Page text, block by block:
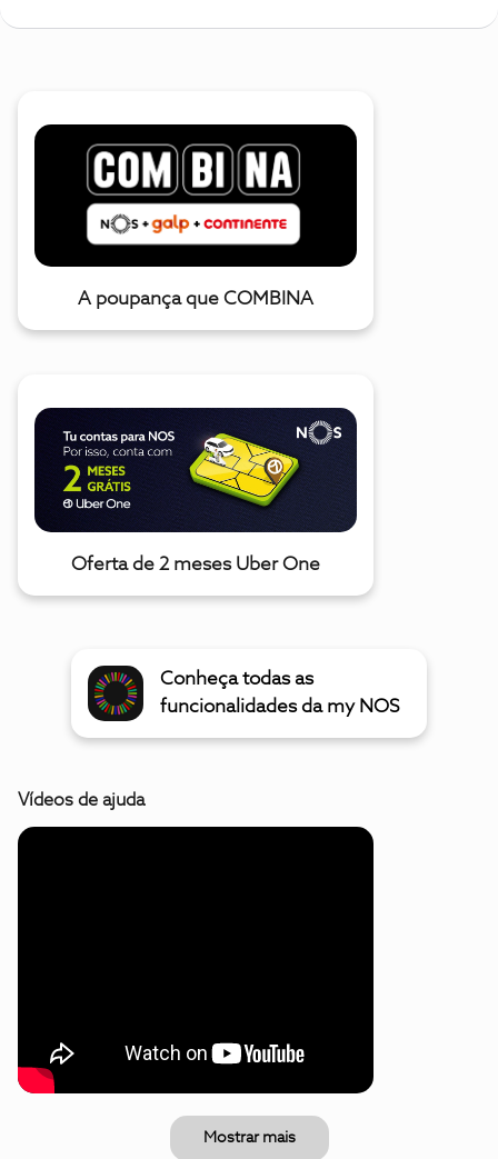
A poupança que COMBINA
Oferta de 2 meses Uber One
Conheça todas as
funcionalidades da my NOS
Vídeos de ajuda
Mostrar mais